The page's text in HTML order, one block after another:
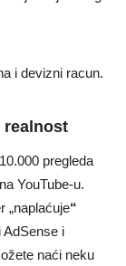
i devizni racun.
realnost
pregleda
YouTube-u.
„naplaćuje“
i
naći neku